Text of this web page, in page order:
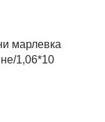
марлевка
1,06*10